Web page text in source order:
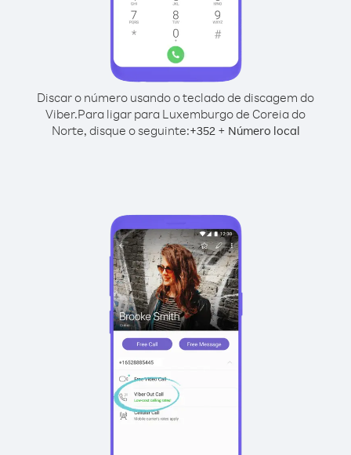
Discar o número usando o teclado de discagem do
Viber.Para ligar para Luxemburgo de Coreia do
Norte, disque o seguinte:+352+ Número local